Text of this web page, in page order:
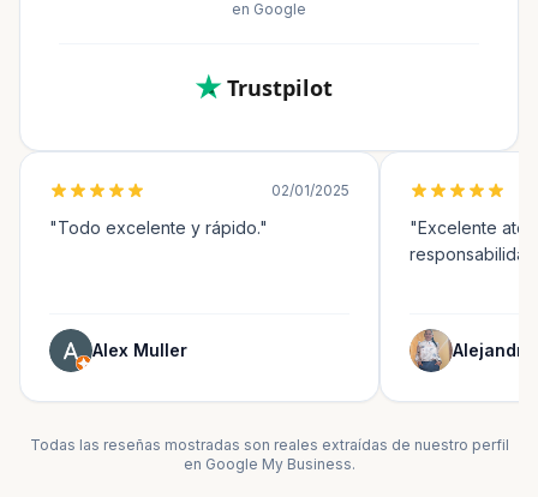
en Google
Trustpilot
02/01/2025
"Todo excelente y rápido."
Alex Muller
"Excelente
Todas las reseñas mostradas son reales extraídas de nuestro perfil
en Google My Business.